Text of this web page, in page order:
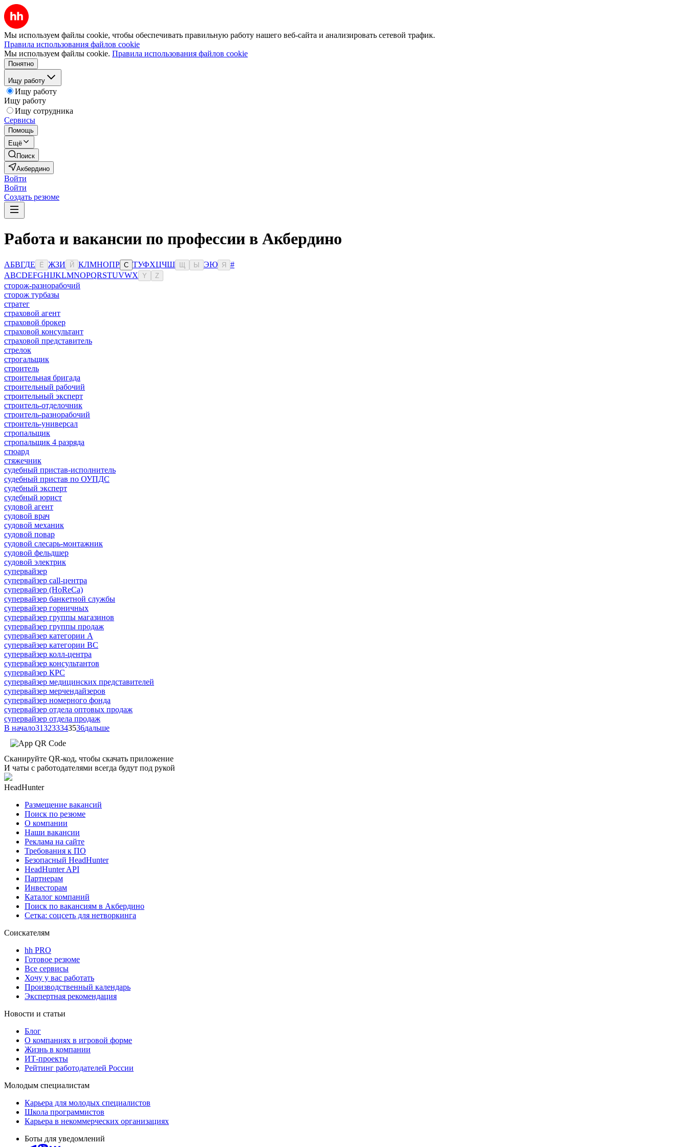
Мы используем файлы cookie, чтобы обеспечивать правильную работу нашего веб-сайта и анализировать сетевой трафик.
Правила использования файлов cookie
Мы используем файлы cookie. Правила использования файлов cookie
Понятно
Ищу работу
Ищу работу
Ищу работу
Ищу сотрудника
Сервисы
Помощь
Ещё
Поиск
Акбердино
Войти
Войти
Создать резюме
Работа и вакансии по профессии в Акбердино
АБВГДЕ Ё ЖЗИ Й КЛМНОПР С ТУФХЦЧШ Ы ЭЮ Я
#
ABCDEFGHIJKLMNOPQRSTUVWX Y Z
сторож-разнорабочий
сторож турбазы
стратег
страховой агент
страховой брокер
страховой консультант
страховой представитель
стрелок
строгальщик
строитель
строительная бригада
строительный рабочий
строительный эксперт
строитель-отделочник
строитель-разнорабочий
строитель-универсал
стропальщик
стропальщик 4 разряда
стюард
стяжечник
судебный пристав-исполнитель
судебный пристав по ОУПДС
судебный эксперт
судебный юрист
судовой агент
судовой врач
судовой механик
судовой повар
судовой слесарь-монтажник
судовой фельдшер
судовой электрик
супервайзер
супервайзер call-центра
супервайзер (HoReCa)
супервайзер банкетной службы
супервайзер горничных
супервайзер группы магазинов
супервайзер группы продаж
супервайзер категории A
супервайзер категории BC
супервайзер колл-центра
супервайзер консультантов
супервайзер КРС
супервайзер медицинских представителей
супервайзер мерчендайзеров
супервайзер номерного фонда
супервайзер отдела оптовых продаж
супервайзер отдела продаж
В начало313233343536дальше
Сканируйте QR-код, чтобы скачать приложение
И чаты с работодателями всегда будут под рукой
HeadHunter
Размещение вакансий
Поиск по резюме
О компании
Наши вакансии
Реклама на сайте
Требования к ПО
Безопасный HeadHunter
HeadHunter API
Партнерам
Инвесторам
Каталог компаний
Поиск по вакансиям в Акбердино
Сетка: соцсеть для нетворкинга
Соискателям
hh PRO
Готовое резюме
Все сервисы
Хочу у вас работать
Производственный календарь
Экспертная рекомендация
Новости и статьи
Блог
О компаниях в игровой форме
Жизнь в компании
ИТ-проекты
Рейтинг работодателей России
Молодым специалистам
Карьера для молодых специалистов
Школа программистов
Карьера в некоммерческих организациях
Боты для уведомлений